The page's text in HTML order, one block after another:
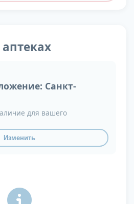
Санкт-
для вашего
Изменить